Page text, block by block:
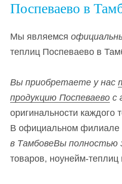
Поспеваево в
Мы являемся
теплиц Поспеваево в
Вы приобретаете у нас
продукцию Поспеваево с
оригинальности каждого
В официальном филиале
в ТамбовеВы
товаров, ноунейм-теплиц